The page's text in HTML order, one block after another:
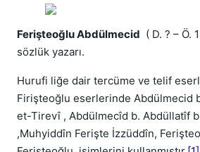
Ferişteoğlu Abdülmecid ( D. ? –
sözlük yazarı.
Hurufi liğe dair tercüme ve telif
Firişteoğlu eserlerinde Abdülmecid
et-Tirevî , Abdülmecîd b. Abdüllatîf
,Muhyiddîn Ferişte İzzüddîn,